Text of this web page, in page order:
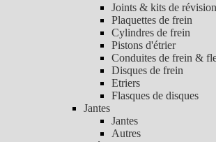
Joints & kits de révision
Plaquettes de frein
Cylindres de frein
Pistons d'étrier
Conduites de frein &
Disques de frein
Etriers
Flasques de disques
Jantes
Jantes
Autres